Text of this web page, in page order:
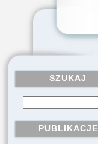
SZUKAJ
PUBLIKACJE